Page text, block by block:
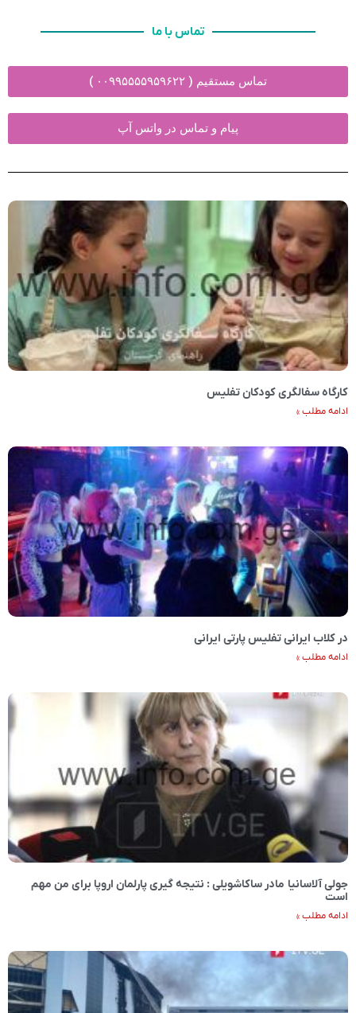
تماس با ما
تماس مستقیم ( ۰۰۹۹۵۵۵۵۹۵۹۶۲۲ )
پیام و تماس در واتس آپ
کارگاه سفالگری کودکان تفلیس
ادامه مطلب »
در کلاب ایرانی تفلیس پارتی ایرانی
ادامه مطلب »
جولی آلاسانیا مادر ساکاشویلی : نتیجه گیری پارلمان اروپا برای من مهم
است
ادامه مطلب »